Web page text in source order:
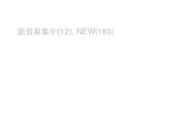
新規募集中(12) NEW(180)